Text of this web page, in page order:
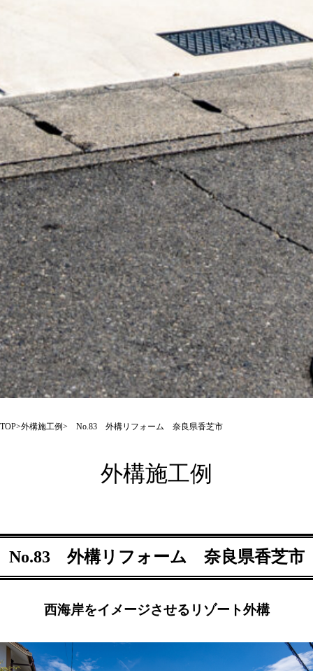
TOP>外構施工例> No.83 外構リフォーム 奈良県香芝市
外構施工例
No.83 外構リフォーム 奈良県香芝市
西海岸をイメージさせるリゾート外構